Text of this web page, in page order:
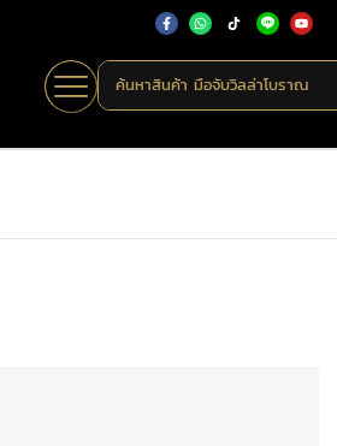
ค้นหาสินค้า มือจับวิลล่าโบราณ